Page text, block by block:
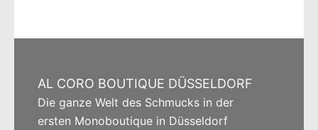
AL CORO BOUTIQUE DÜSSELDORF
Die ganze Welt des Schmucks in der
ersten Monoboutique in Düsseldorf